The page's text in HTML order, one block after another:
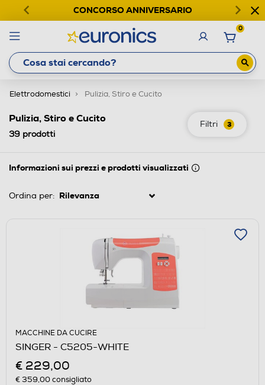
CONCORSO ANNIVERSARIO
0
Elettrodomestici Pulizia, Stiro e Cucito
Filtri 3
Pulizia, Stiro e Cucito
39 prodotti
Informazioni sui prezzi e prodotti visualizzati
Ordina per:
MACCHINE DA CUCIRE
SINGER - C5205-WHITE
€ 229,00
€ 359,00consigliato